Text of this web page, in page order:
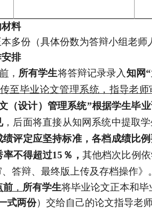
料
多份（具体份数为答辩小组老师
排
， 所有学生将答辩记录录入 知网
至毕业论文管理系统，指导老
（设计）管理系统”根据学生毕
，后面将直接从知网系统中提取
绩评定应坚持标准，各档成绩比
不得超过15％， 其他档次比例依
答辩、最终版上传及存档操作》。
前 ， 所有学生将毕业论文正本和
式两份）交给自己的论文指导老